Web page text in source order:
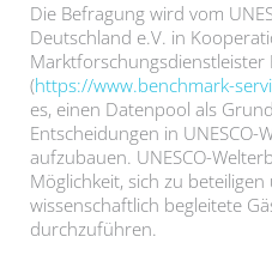
Die Befragung wird vom
Deutschland e.V. in
Marktforschungsdienstleister
(https://www.benchmark-
es, einen Datenpool als
Entscheidungen in UNESCO-
aufzubauen. UNESCO-
Möglichkeit, sich zu
wissenschaftlich begleitete
durchzuführen.